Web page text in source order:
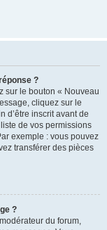
?
sur le bouton « Nouveau
cliquez sur le
d’être inscrit avant de
de vos permissions
exemple : vous pouvez
transférer des pièces
?
du forum,